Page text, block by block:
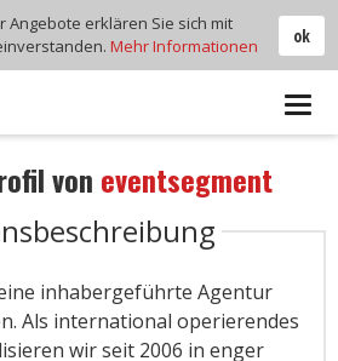
von eventsegment
inhabergeführte Agentur
Als international operierendes
wir seit 2006 in enger
ok
Angebote erklären Sie sich mit
Mehr Informationen